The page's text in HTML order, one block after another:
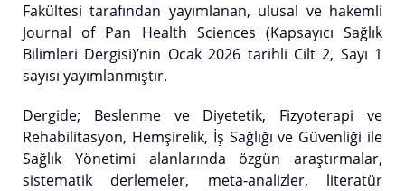
Fakültesi tarafından yayımlanan, ulusal ve hakemli
Journal of Pan Health Sciences (Kapsayıcı Sağlık
Bilimleri Dergisi)’nin Ocak 2026 tarihli Cilt 2, Sayı 1
sayısı yayımlanmıştır.
Dergide; Beslenme ve Diyetetik, Fizyoterapi ve
Rehabilitasyon, Hemşirelik, İş Sağlığı ve Güvenliği ile
Sağlık Yönetimi alanlarında özgün araştırmalar,
sistematik derlemeler, meta-analizler, literatür